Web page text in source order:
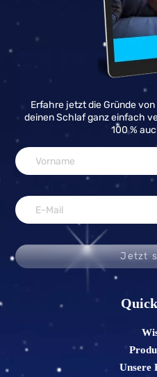
Erfahre jetzt die Gründe
deinen Schlaf ganz einfach
100 %
Jetzt
Unsere